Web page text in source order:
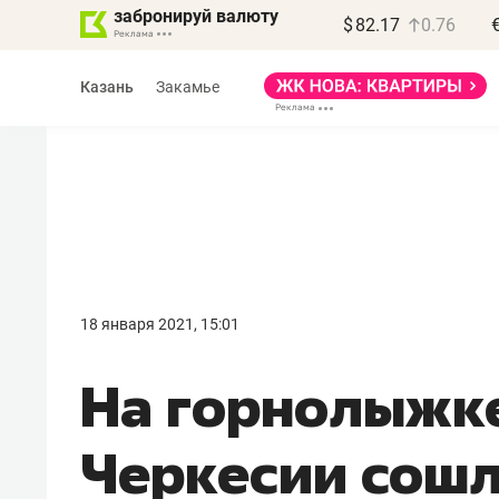
забронируй валюту $ 82.17 0.76
Казань Закамье
18 января 2021, 15:01
На
Черкесии
правил, бизнес может
потерять минимум